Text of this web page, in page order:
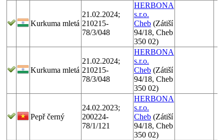
Kurkuma mletá
21.02.2024;
210215-
78/3/048
HERBONA
s.r.o.
Cheb (Zátiší
94/18, Cheb
350 02)
Kurkuma mletá
21.02.2024;
210215-
78/3/048
HERBONA
s.r.o.
Cheb (Zátiší
94/18, Cheb
350 02)
Pepř černý
24.02.2023;
200224-
78/1/121
HERBONA
s.r.o.
Cheb (Zátiší
94/18, Cheb
350 02)